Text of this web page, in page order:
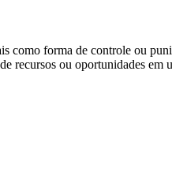
como forma de controle ou
recursos ou oportunidades em